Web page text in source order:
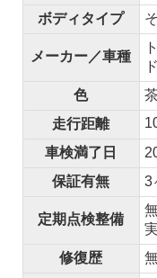
ボディタイプ
メーカー／車種
色
走行距離
車検満了日
保証有無
3
定期点検整備
修復歴